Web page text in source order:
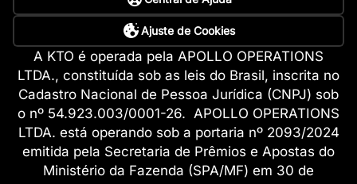
Ajuste de Cookies
A KTO é operada pela APOLLO OPERATIONS
LTDA., constituída sob as leis do Brasil, inscrita no
Cadastro Nacional de Pessoa Jurídica (CNPJ) sob
o nº 54.923.003/0001-26. APOLLO OPERATIONS
LTDA. está operando sob a portaria nº 2093/2024
emitida pela Secretaria de Prêmios e Apostas do
Ministério da Fazenda (SPA/MF) em 30 de